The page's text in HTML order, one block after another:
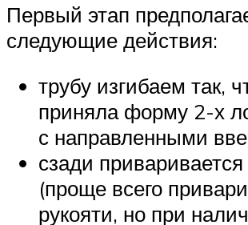
Первый этап
следующие действия:
трубу изгибаем так,
приняла форму 2-х
с направленными
сзади
(проще всего
рукояти, но при